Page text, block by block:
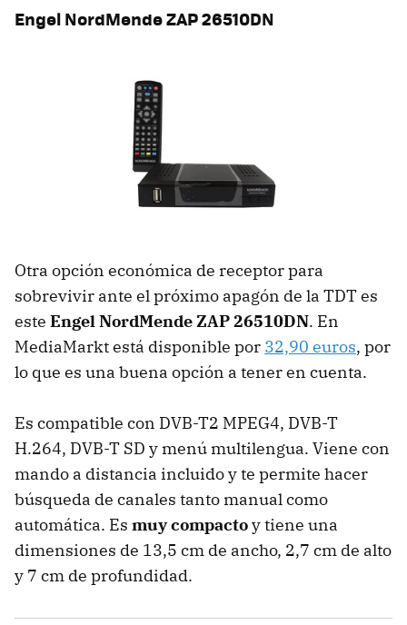
Engel NordMende ZAP 26510DN
Otra opción económica de receptor para
sobrevivir ante el próximo apagón de la TDT es
este Engel NordMende ZAP 26510DN. En
MediaMarkt está disponible por 32,90 euros, por
lo que es una buena opción a tener en cuenta.
Es compatible con DVB-T2 MPEG4, DVB-T
H.264, DVB-T SD y menú multilengua. Viene con
mando a distancia incluido y te permite hacer
búsqueda de canales tanto manual como
automática. Es muy compactoy tiene una
dimensiones de 13,5 cm de ancho, 2,7 cm de alto
y 7 cm de profundidad.